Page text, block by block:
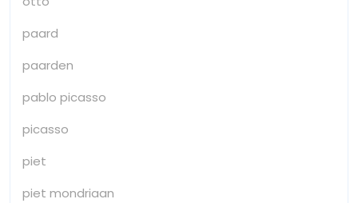
paard
paarden
pablo picasso
picasso
piet
piet mondriaan